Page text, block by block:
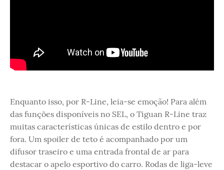
Enquanto isso, por R-Line, leia-se emoção! Para além
das funções disponíveis no SEL, o Tiguan R-Line traz
muitas características únicas de estilo dentro e por
fora. Um spoiler de teto é acompanhado por um
difusor traseiro e uma entrada frontal de ar para
destacar o apelo esportivo do carro. Rodas de liga-leve